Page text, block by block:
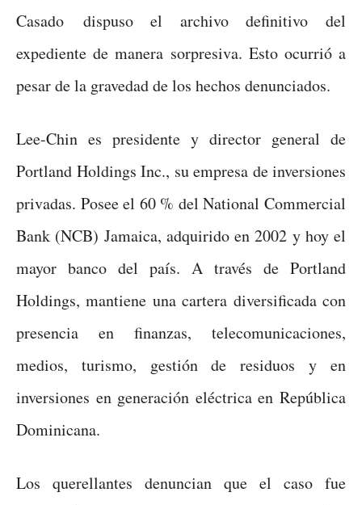
Casado dispuso el archivo definitivo del
expediente de manera sorpresiva. Esto ocurrió a
pesar de la gravedad de los hechos denunciados.
Lee-Chin es presidente y director general de
Portland Holdings Inc., su empresa de inversiones
privadas. Posee el 60 % del National Commercial
Bank (NCB) Jamaica, adquirido en 2002 y hoy el
mayor banco del país. A través de Portland
Holdings, mantiene una cartera diversificada con
presencia en finanzas, telecomunicaciones,
medios, turismo, gestión de residuos y en
inversiones en generación eléctrica en República
Dominicana.
Los querellantes denuncian que el caso fue